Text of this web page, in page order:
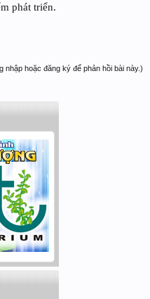
phát triển.
nhập hoặc đăng ký để phản hồi bài này.)